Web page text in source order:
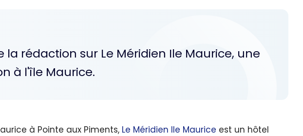
la rédaction sur Le Méridien Ile Maurice, une
à l'île Maurice.
à Pointe aux Piments, Le Méridien Ile Maurice est un hôtel